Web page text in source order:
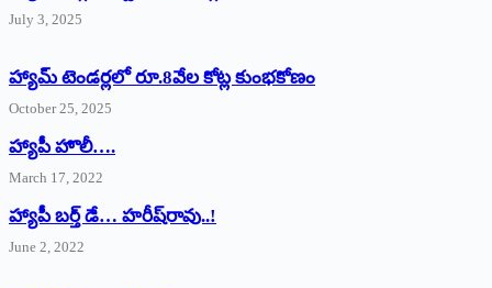
July 3, 2025
హ్యామ్‌ ‌టెండర్లలో రూ.8వేల కోట్ల కుంభకోణం
October 25, 2025
హ్యాపీ హొలీ….
March 17, 2022
హ్యాపీ బర్త్ ‌డే… హరీష్‌రావు..!
June 2, 2022